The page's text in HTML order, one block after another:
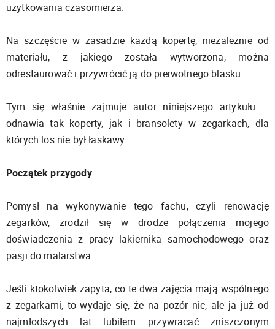
użytkowania czasomierza.
Na szczęście w zasadzie każdą kopertę, niezależnie od
materiału, z jakiego została wytworzona, można
odrestaurować i przywrócić ją do pierwotnego blasku.
Tym się właśnie zajmuje autor niniejszego artykułu –
odnawia tak koperty, jak i bransolety w zegarkach, dla
których los nie był łaskawy.
Początek przygody
Pomysł na wykonywanie tego fachu, czyli renowację
zegarków, zrodził się w drodze połączenia mojego
doświadczenia z pracy lakiernika samochodowego oraz
pasji do malarstwa.
Jeśli ktokolwiek zapyta, co te dwa zajęcia mają wspólnego
z zegarkami, to wydaje się, że na pozór nic, ale ja już od
najmłodszych lat lubiłem przywracać zniszczonym